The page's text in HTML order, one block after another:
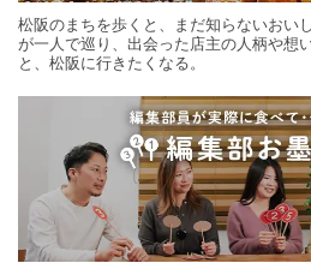
松阪のまちを歩くと、まだ知らないおい
が一人で巡り、出会った店主の人柄や想
と、松阪に行きたくなる。